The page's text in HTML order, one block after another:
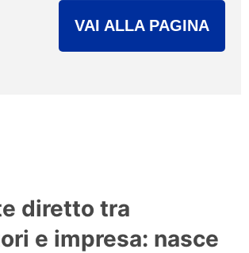
VAI ALLA PAGINA
diretto tra
e impresa: nasce